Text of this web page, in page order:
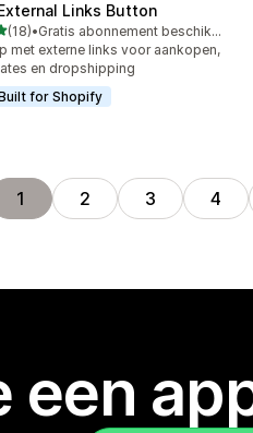
Links Button
5 sterren
(18) in totaal
•
Gratis abonnement beschikbaar
met externe links voor aankopen,
en dropshipping
for Shopify
1 2 3 4
een